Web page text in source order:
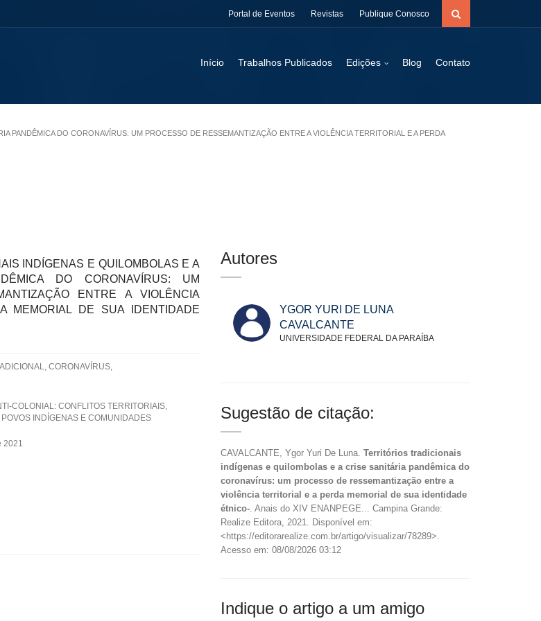
Portal de Eventos Revistas Publique Conosco
Início Trabalhos Publicados Edições Blog Contato
PANDÊMICA DO CORONAVÍRUS: UM PROCESSO DE RESSEMANTIZAÇÃO ENTRE A VIOLÊNCIA TERRITORIAL E A PERDA
INDÍGENAS E QUILOMBOLAS E A
DO CORONAVÍRUS: UM
ENTRE A VIOLÊNCIA
MEMORIAL DE SUA IDENTIDADE
CORONAVÍRUS,
COLONIAL: CONFLITOS TERRITORIAIS,
INDÍGENAS E COMUNIDADES
2021
Autores
YGOR YURI DE LUNA
CAVALCANTE
UNIVERSIDADE FEDERAL DA PARAÍBA
Sugestão de citação:
CAVALCANTE, Ygor Yuri De Luna. Territórios tradicionais
indígenas e quilombolas e a crise sanitária pandêmica do
coronavírus: um processo de ressemantização entre a
violência territorial e a perda memorial de sua identidade
étnico-. Anais do XIV ENANPEGE... Campina Grande:
Realize Editora, 2021. Disponível em:
<https://editorarealize.com.br/artigo/visualizar/78289>.
Acesso em: 08/08/2026 03:12
Indique o artigo a um amigo